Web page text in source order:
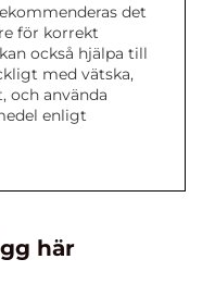
det
för korrekt
också hjälpa till
med vätska,
och använda
enligt
här